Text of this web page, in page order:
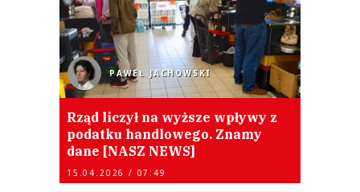
PAWEŁ JACHOWSKI
Rząd liczył na wyższe wpływy z
podatku handlowego. Znamy
dane [NASZ NEWS]
15.04.2026 / 07:49